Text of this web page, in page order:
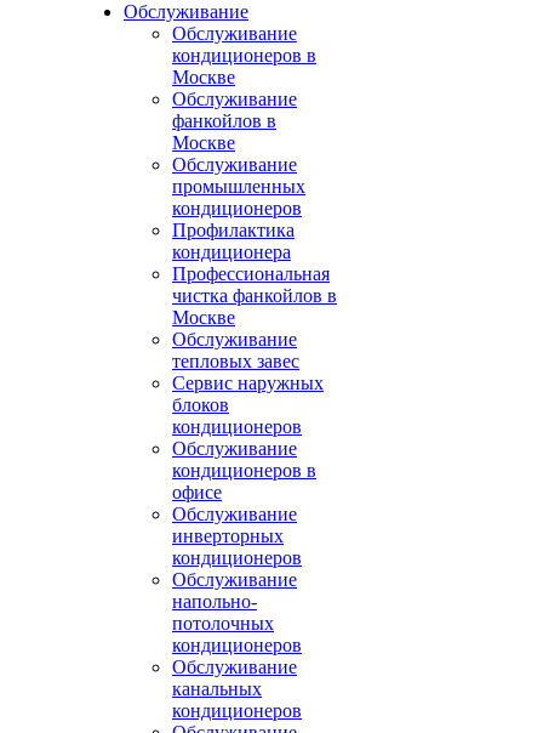
Обслуживание
Обслуживание
кондиционеров в
Москве
Обслуживание
фанкойлов в
Москве
Обслуживание
промышленных
кондиционеров
Профилактика
кондиционера
Профессиональная
чистка фанкойлов в
Москве
Обслуживание
тепловых завес
Сервис наружных
блоков
кондиционеров
Обслуживание
кондиционеров в
офисе
Обслуживание
инверторных
кондиционеров
Обслуживание
напольно-
потолочных
кондиционеров
Обслуживание
канальных
кондиционеров